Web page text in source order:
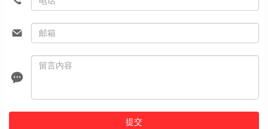
提交